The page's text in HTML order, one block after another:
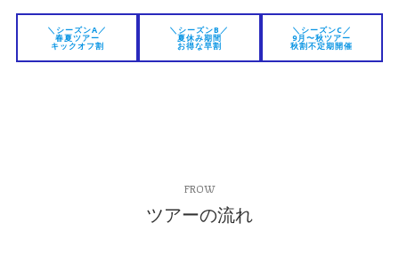
＼シーズンA／
春夏ツアー
キックオフ割
＼シーズンB／
夏休み期間
お得な早割
＼シーズンC／
9月〜秋ツアー
秋割不定期開催
FROW
ツアーの流れ